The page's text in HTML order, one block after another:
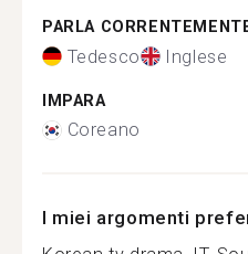
PARLA
Tedesco Inglese
IMPARA
Coreano
I miei argomenti